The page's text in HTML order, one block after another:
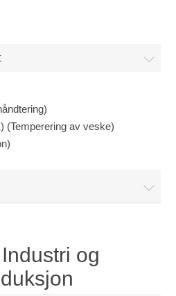
(Temperering av veske)
og